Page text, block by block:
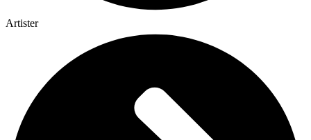
Artister